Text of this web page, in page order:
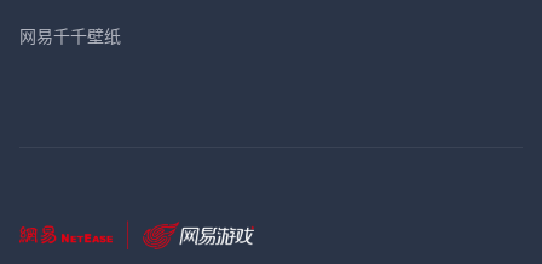
网易千千壁纸